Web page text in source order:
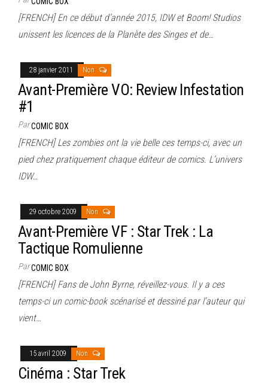
[FRENCH] En ce début d’année 2015, IDW et Boom! Studios
unissent les licences de la Planète des Singes et de…
28 janvier 2011 Non
Avant-Première VO: Review Infestation
#1
ParCOMIC BOX
[FRENCH] Les zombies ont la vie belle ces temps-ci, avec un
pied chez pratiquement chaque éditeur de comics. L’univers
IDW…
29 octobre 2009 Non
Avant-Première VF : Star Trek : La
Tactique Romulienne
ParCOMIC BOX
[FRENCH] Fans de John Byrne, réveillez-vous. Il y a ces
temps-ci un comic-book scénarisé et dessiné par l’auteur qui
vient…
15 avril 2009 Non
Cinéma : Star Trek